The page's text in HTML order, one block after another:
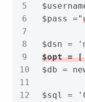
$pass ="
$dsn =
$opt = [
$db =
$sql =